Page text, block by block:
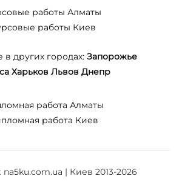
работы Алматы
работы Киев
других городах: Запорожье
Харьков Львов Днепр
работа Алматы
работа Киев
| Киев 2013-2026